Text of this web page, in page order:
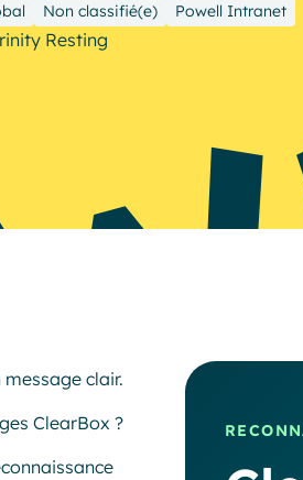
Non classifié(e) Powell Intranet
Resting
clair.
ClearBox ?